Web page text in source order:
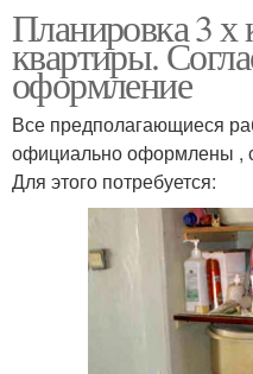
Планировка 3 х
квартиры.
оформление
Все предполагающиеся
официально оформлены ,
Для этого потребуется: